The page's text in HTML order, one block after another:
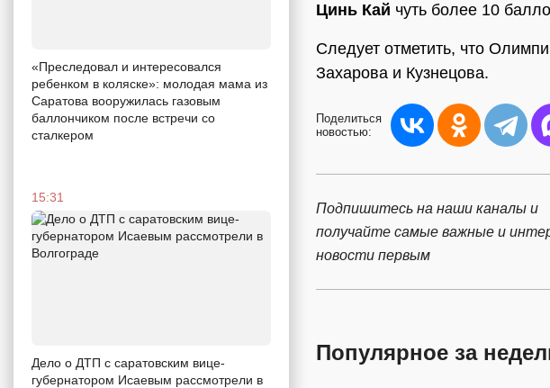
«Преследовал и интересовался
ребенком в коляске»: молодая мама из
Саратова вооружилась газовым
баллончиком после встречи со
сталкером
15:31
Дело о ДТП с саратовским вице-
губернатором Исаевым рассмотрели в
Цинь Кай чуть более 10
Следует отметить, что
Захарова и Кузнецова.
Поделиться
новостью:
Подпишитесь на наши каналы и
получайте самые важные и
новости первым
Популярное за